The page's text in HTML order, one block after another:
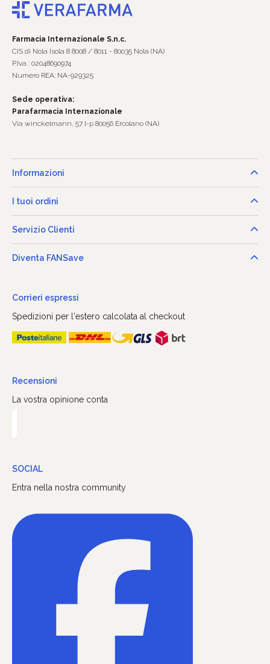
Farmacia Internazionale S.n.c.
CIS di Nola Isola 8 8008 / 8011 - 80035 Nola (NA)
P.Iva : 02048690974
Numero REA: NA-929325
Sede operativa:
Parafarmacia Internazionale
Via winckelmann, 57 l-p 80056 Ercolano (NA)
Informazioni
I tuoi ordini
Servizio Clienti
Diventa FANSave
Corrieri espressi
Spedizioni per l'estero calcolata al checkout
Recensioni
La vostra opinione conta
SOCIAL
Entra nella nostra community